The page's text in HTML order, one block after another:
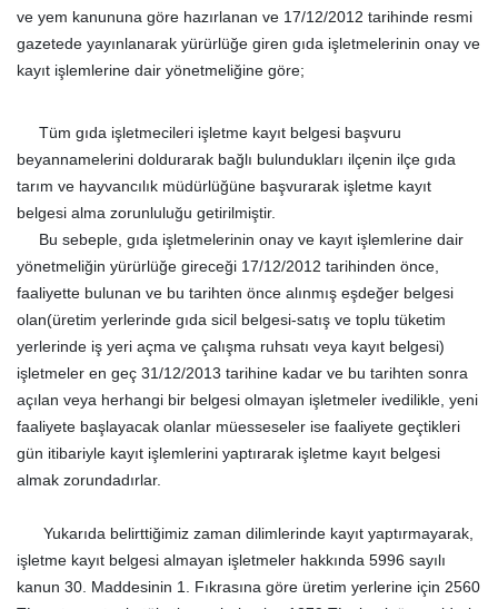
ve yem kanununa göre hazırlanan ve 17/12/2012 tarihinde resmi
gazetede yayınlanarak yürürlüğe giren gıda işletmelerinin onay ve
kayıt işlemlerine dair yönetmeliğine göre;
Tüm gıda işletmecileri işletme kayıt belgesi başvuru
beyannamelerini doldurarak bağlı bulundukları ilçenin ilçe gıda
tarım ve hayvancılık müdürlüğüne başvurarak işletme kayıt
belgesi alma zorunluluğu getirilmiştir.
Bu sebeple, gıda işletmelerinin onay ve kayıt işlemlerine dair
yönetmeliğin yürürlüğe gireceği 17/12/2012 tarihinden önce,
faaliyette bulunan ve bu tarihten önce alınmış eşdeğer belgesi
olan(üretim yerlerinde gıda sicil belgesi-satış ve toplu tüketim
yerlerinde iş yeri açma ve çalışma ruhsatı veya kayıt belgesi)
işletmeler en geç 31/12/2013 tarihine kadar ve bu tarihten sonra
açılan veya herhangi bir belgesi olmayan işletmeler ivedilikle, yeni
faaliyete başlayacak olanlar müesseseler ise faaliyete geçtikleri
gün itibariyle kayıt işlemlerini yaptırarak işletme kayıt belgesi
almak zorundadırlar.
Yukarıda belirttiğimiz zaman dilimlerinde kayıt yaptırmayarak,
işletme kayıt belgesi almayan işletmeler hakkında 5996 sayılı
kanun 30. Maddesinin 1. Fıkrasına göre üretim yerlerine için 2560